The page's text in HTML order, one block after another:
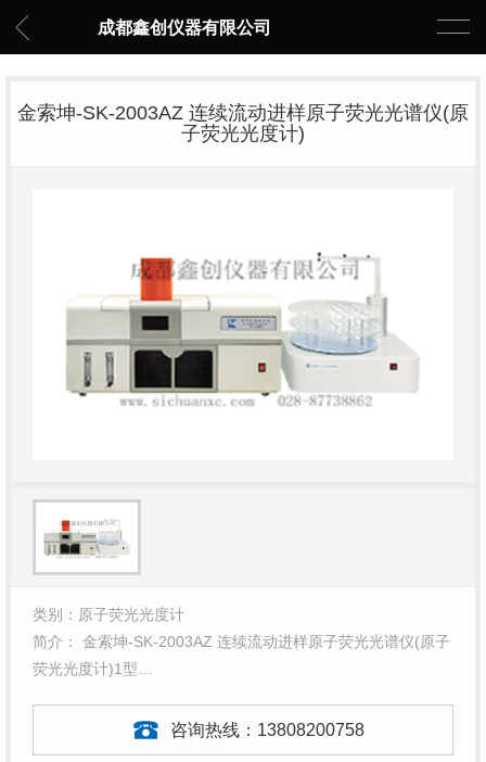
成都鑫创仪器有限公司
金索坤-SK-2003AZ 连续流动进样原子荧光光谱仪(原
子荧光光度计)
类别：原子荧光光度计
简介： 金索坤-SK-2003AZ 连续流动进样原子荧光光谱仪(原子
荧光光度计)1型…
咨询热线： 13808200758